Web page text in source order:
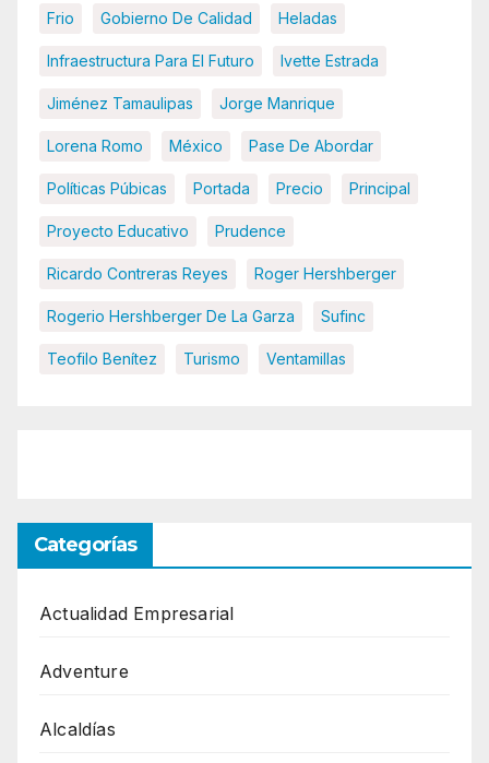
Frio Gobierno De Calidad Heladas
Infraestructura Para El Futuro Ivette Estrada
Jiménez Tamaulipas Jorge Manrique
Lorena Romo México Pase De Abordar
Políticas Púbicas Portada Precio Principal
Proyecto Educativo Prudence
Ricardo Contreras Reyes Roger Hershberger
Rogerio Hershberger De La Garza Sufinc
Teofilo Benítez Turismo Ventamillas
Categorías
Actualidad Empresarial
Adventure
Alcaldías